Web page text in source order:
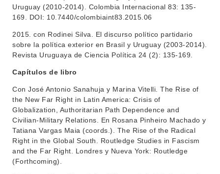
ENSEÑANZA
INVESTIGACIÓN
EXTENSIÓN
SERVICIOS
LLAMADOS
NOTICIAS
CONTACTO
OFERTA DE GRADO
POSGRADOS
EDUCACIÓN PERMANENTE
MOVILIDAD ACADÉMICA
Uruguay (2010-2014). Colombia Internacional 83: 135-
169. DOI: 10.7440/colombiaint83.2015.06
2015. con Rodinei Silva. El discurso político partidario
sobre la política exterior en Brasil y Uruguay (2003-2014).
Revista Uruguaya de Ciencia Política 24 (2): 135-169.
Capítulos de libro
Con José Antonio Sanahuja y Marina Vitelli. The Rise of
the New Far Right in Latin America: Crisis of
Globalization, Authoritarian Path Dependence and
Civilian-Military Relations. En Rosana Pinheiro Machado y
Tatiana Vargas Maia (coords.). The Rise of the Radical
Right in the Global South. Routledge Studies in Fascism
and the Far Right. Londres y Nueva York: Routledge
(Forthcoming).